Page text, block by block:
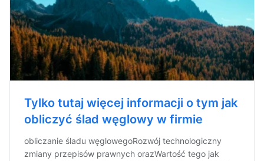
Tylko tutaj więcej informacji o tym jak
obliczyć ślad węglowy w firmie
obliczanie śladu węglowegoRozwój technologiczny
zmiany przepisów prawnych orazWartość tego jak